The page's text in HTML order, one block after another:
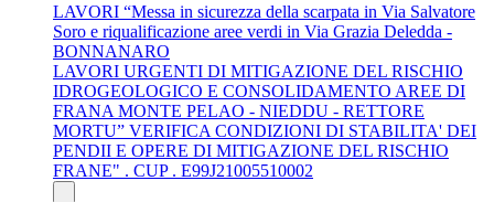
LAVORI “Messa in sicurezza della scarpata in Via Salvatore
Soro e riqualificazione aree verdi in Via Grazia Deledda -
BONNANARO
LAVORI URGENTI DI MITIGAZIONE DEL RISCHIO
IDROGEOLOGICO E CONSOLIDAMENTO AREE DI
FRANA MONTE PELAO - NIEDDU - RETTORE
MORTU” VERIFICA CONDIZIONI DI STABILITA' DEI
PENDII E OPERE DI MITIGAZIONE DEL RISCHIO
FRANE" . CUP . E99J21005510002